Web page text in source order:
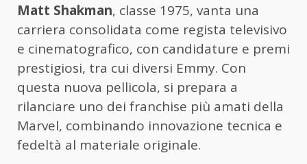
Matt Shakman, classe 1975, vanta una
carriera consolidata come regista televisivo
e cinematografico, con candidature e premi
prestigiosi, tra cui diversi Emmy. Con
questa nuova pellicola, si prepara a
rilanciare uno dei franchise più amati della
Marvel, combinando innovazione tecnica e
fedeltà al materiale originale.